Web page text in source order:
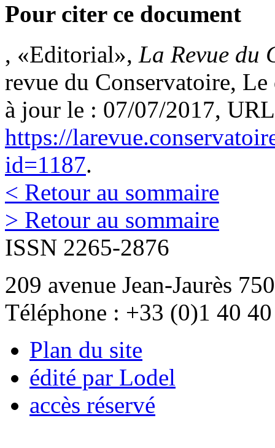
Pour citer ce document
, «Editorial», La Revue du
revue du Conservatoire,
à jour le : 07/07/2017,
https://
id=1187.
< Retour au sommaire
> Retour au sommaire
ISSN 2265-2876
209 avenue Jean-Jaurès
Téléphone : +33 (0)1 40
Plan du site
édité par Lodel
accès réservé